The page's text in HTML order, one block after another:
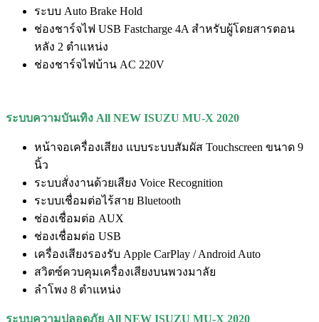
ระบบ Auto Brake Hold
ช่องชาร์จไฟ USB Fastcharge 4A สำหรับผู้โดยสารตอน
หลัง 2 ตำแหน่ง
ช่องชาร์จไฟบ้าน AC 220V
ระบบความบันเทิง All NEW ISUZU MU-X 2020
หน้าจอเครื่องเสียง แบบระบบสัมผัส Touchscreen ขนาด 9
นิ้ว
ระบบสั่งงานด้วยเสียง Voice Recognition
ระบบเชื่อมต่อไร้สาย Bluetooth
ช่องเชื่อมต่อ AUX
ช่องเชื่อมต่อ USB
เครื่องเสียงรองรับ Apple CarPlay / Android Auto
สวิตซ์ควบคุมเครื่องเสียงบนพวงมาลัย
ลำโพง 8 ตำแหน่ง
ระบบความปลอดภัย All NEW ISUZU MU-X 2020